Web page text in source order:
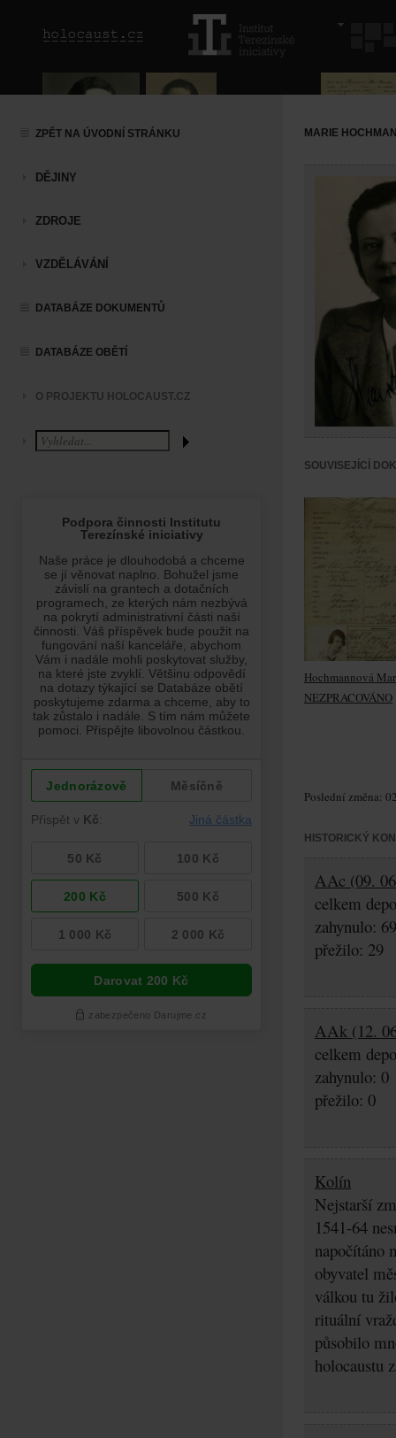
ZPĚT NA ÚVODNÍ STRÁNKU
DĚJINY
ZDROJE
VZDĚLÁVÁNÍ
DATABÁZE DOKUMENTŮ
DATABÁZE OBĚTÍ
O PROJEKTU HOLOCAUST.CZ
MARIE
SOUVISEJÍCÍ
Hochmannová
NEZPRACOVÁNO
Poslední změna:
HISTORICKÝ
AAc (09.
celkem
zahynulo:
přežilo: 29
AAk (12.
celkem
zahynulo: 0
přežilo: 0
Kolín
Nejstarší
1541-64
napočítáno
obyvatel
válkou tu
rituální
působilo
holocaustu